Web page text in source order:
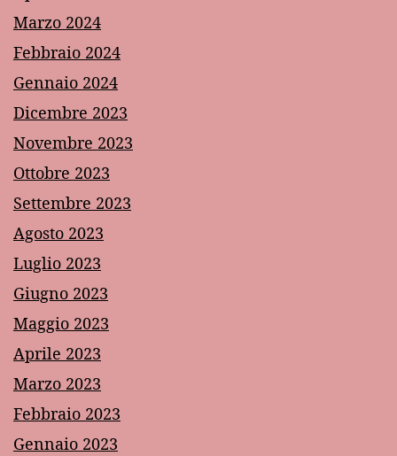
Marzo 2024
Febbraio 2024
Gennaio 2024
Dicembre 2023
Novembre 2023
Ottobre 2023
Settembre 2023
Agosto 2023
Luglio 2023
Giugno 2023
Maggio 2023
Aprile 2023
Marzo 2023
Febbraio 2023
Gennaio 2023